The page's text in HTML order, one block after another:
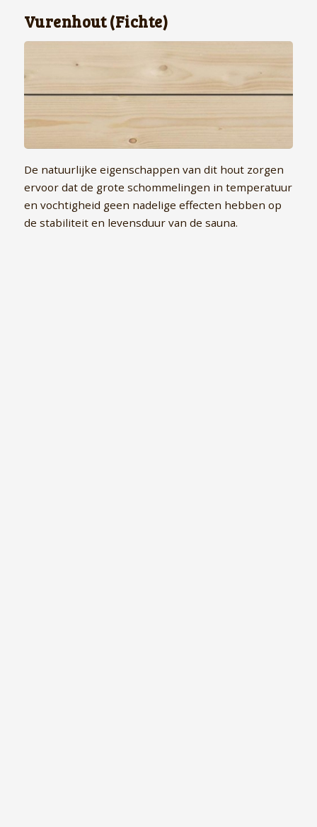
Vurenhout (Fichte)
De natuurlijke eigenschappen van dit hout zorgen
ervoor dat de grote schommelingen in temperatuur
en ­vochtigheid geen nadelige effecten hebben op
de stabiliteit en levensduur van de sauna.